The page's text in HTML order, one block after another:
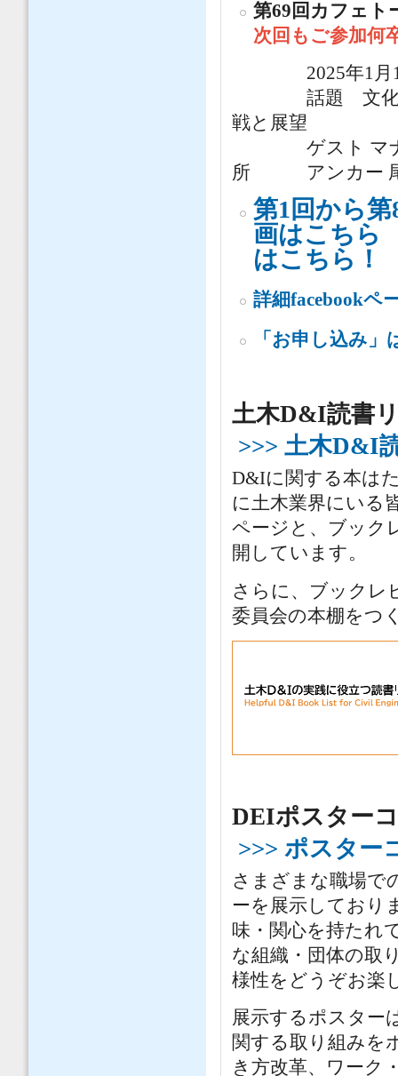
第69回カフェト
次回もご参加何
2025年1月10
話題 文化をつ
戦と展望
ゲスト マナフ
所 アンカー 尾
第1回から
画はこちら
はこちら！
詳細facebookペ
「お申し込み」
土木D&I読書
>>> 土木D&I
D&Iに関する本は
に土木業界にいる
ページと、ブック
開しています。
さらに、ブックレ
委員会の本棚をつ
DEIポスター
>>> ポスター
さまざまな職場で
ーを展示しており
味・関心を持たれ
な組織・団体の取
様性をどうぞお楽
展示するポスター
関する取り組みを
き方改革、ワーク